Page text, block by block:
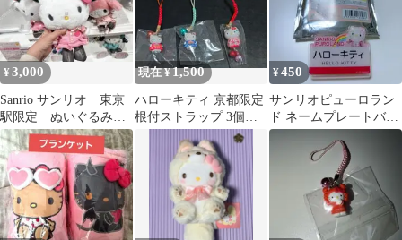
¥3,000
Sanrio サンリオ 東京
駅限定 ぬいぐるみ
キティ タグ付き
現在 ¥1,500
ハローキティ 京都限定
根付ストラップ 3個セ
¥450
サンリオピューロラン
ド ネームプレートバッ
ジ ハローキティ